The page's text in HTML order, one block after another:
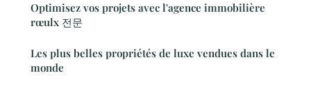
Optimisez vos projets avec l'agence immobilière
rœulx 전문
Les plus belles propriétés de luxe vendues dans le
monde